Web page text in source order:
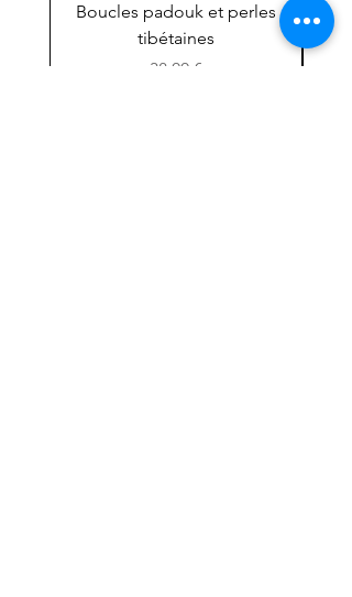
Boucles padouk et perles
tibétaines
Prix
38,00 €